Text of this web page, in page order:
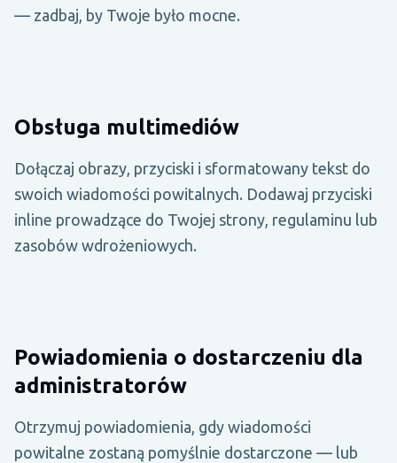
— zadbaj, by Twoje było mocne.
Obsługa multimediów
Dołączaj obrazy, przyciski i sformatowany tekst do
swoich wiadomości powitalnych. Dodawaj przyciski
inline prowadzące do Twojej strony, regulaminu lub
zasobów wdrożeniowych.
Powiadomienia o dostarczeniu dla
administratorów
Otrzymuj powiadomienia, gdy wiadomości
powitalne zostaną pomyślnie dostarczone — lub